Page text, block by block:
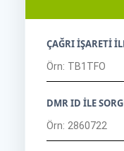
ÇAĞRI İŞARETİ
DMR ID İLE